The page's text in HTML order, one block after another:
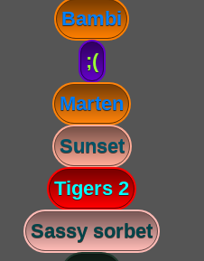
Bambi
;(
Marten
Sunset
Tigers 2
Sassy sorbet